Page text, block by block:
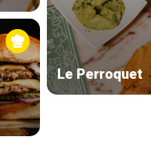
Le Perroquet